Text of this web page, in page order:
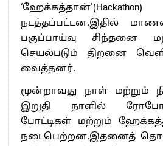
நடத்தப்பட்டன.இதில்
பகுப்பாய்வு சிந்தனை
செயல்படும் திறனை
வைத்தனர்.
மூன்றாவது நாள் மற்றும்
இறுதி நாளில் ரோபோ
போட்டிகள் மற்றும்
நடைபெற்றன.இதனைத்